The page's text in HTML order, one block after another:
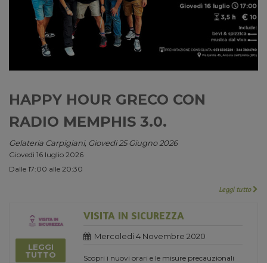
HAPPY HOUR GRECO CON
RADIO MEMPHIS 3.0.
Gelateria Carpigiani, Giovedi 25 Giugno 2026
Giovedì 16 luglio 2026
Dalle 17:00 alle 20:30
Leggi tutto
LEGGI
TUTTO
VISITA IN SICUREZZA
Mercoledi 4 Novembre 2020
Scopri i nuovi orari e le misure precauzionali